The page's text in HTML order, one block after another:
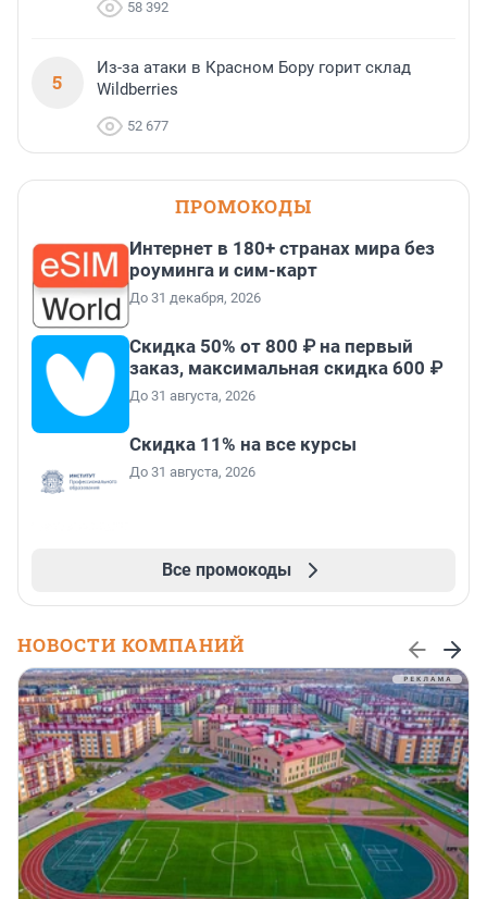
58 392
5
Из-за атаки в Красном Бору горит склад
Wildberries
52 677
ПРОМОКОДЫ
Интернет в 180+ странах мира без
роуминга и сим-карт
До 31 декабря, 2026
Скидка 50% от 800 ₽ на первый
заказ, максимальная скидка 600 ₽
До 31 августа, 2026
Скидка 11% на все курсы
До 31 августа, 2026
Все промокоды
НОВОСТИ КОМПАНИЙ